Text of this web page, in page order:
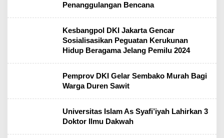
Penanggulangan Bencana
Kesbangpol DKI Jakarta Gencar
Sosialisasikan Peguatan Kerukunan
Hidup Beragama Jelang Pemilu 2024
Pemprov DKI Gelar Sembako Murah Bagi
Warga Duren Sawit
Universitas Islam As Syafi’iyah Lahirkan 3
Doktor Ilmu Dakwah